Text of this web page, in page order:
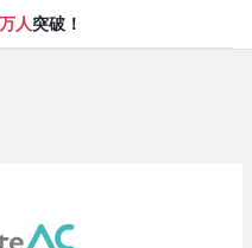
万人突破！